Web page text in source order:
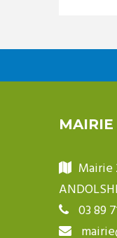
Mairie
03 89